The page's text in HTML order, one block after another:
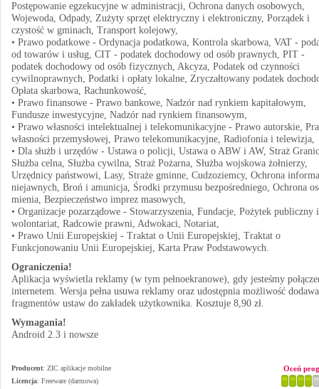
Postępowanie egzekucyjne w administracji, Ochrona danych osobowych,
Wojewoda, Odpady, Zużyty sprzęt elektryczny i elektroniczny, Porządek i
czystość w gminach, Transport kolejowy,
• Prawo podatkowe - Ordynacja podatkowa, Kontrola skarbowa, VAT -
od towarów i usług, CIT - podatek dochodowy od osób prawnych, PIT -
podatek dochodowy od osób fizycznych, Akcyza, Podatek od czynności
cywilnoprawnych, Podatki i opłaty lokalne, Zryczałtowany podatek
Opłata skarbowa, Rachunkowość,
• Prawo finansowe - Prawo bankowe, Nadzór nad rynkiem kapitałowym,
Fundusze inwestycyjne, Nadzór nad rynkiem finansowym,
• Prawo własności intelektualnej i telekomunikacyjne - Prawo autorskie,
własności przemysłowej, Prawo telekomunikacyjne, Radiofonia i telewizja,
• Dla służb i urzędów - Ustawa o policji, Ustawa o ABW i AW, Straż
Służba celna, Służba cywilna, Straż Pożarna, Służba wojskowa żołnierzy,
Urzędnicy państwowi, Lasy, Straże gminne, Cudzoziemcy, Ochrona
niejawnych, Broń i amunicja, Środki przymusu bezpośredniego, Ochrona
mienia, Bezpieczeństwo imprez masowych,
• Organizacje pozarządowe - Stowarzyszenia, Fundacje, Pożytek publiczny i
wolontariat, Radcowie prawni, Adwokaci, Notariat,
• Prawo Unii Europejskiej - Traktat o Unii Europejskiej, Traktat o
Funkcjonowaniu Unii Europejskiej, Karta Praw Podstawowych.
Ograniczenia!
Aplikacja wyświetla reklamy (w tym pełnoekranowe), gdy jesteśmy
internetem. Wersja pełna usuwa reklamy oraz udostępnia możliwość
fragmentów ustaw do zakładek użytkownika. Kosztuje 8,90 zł.
Wymagania!
Android 2.3 i nowsze
Producent: ZIC aplikacje mobilne
Licencja: Freeware (darmowa)
Oceń